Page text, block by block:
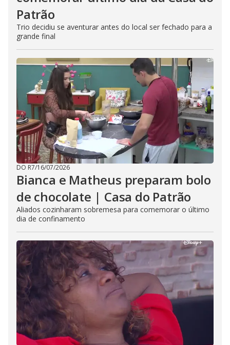
Patrão
Trio decidiu se aventurar antes do local ser fechado para a
grande final
DO R7/16/07/2026
Bianca e Matheus preparam bolo
de chocolate | Casa do Patrão
Aliados cozinharam sobremesa para comemorar o último
dia de confinamento